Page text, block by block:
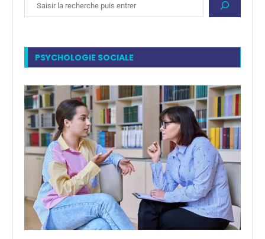
PSYCHOLOGIE SOCIALE